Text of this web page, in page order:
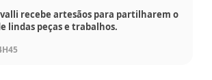
recebe artesãos para partilharem o
lindas peças e trabalhos.